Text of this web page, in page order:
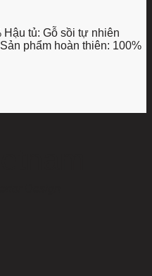
tủ: Gỗ sồi tự nhiên
phẩm hoàn thiên: 100%